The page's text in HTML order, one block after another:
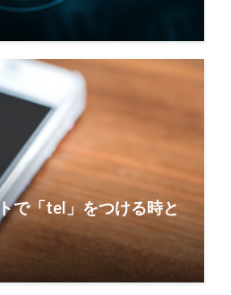
で「tel」をつける時と